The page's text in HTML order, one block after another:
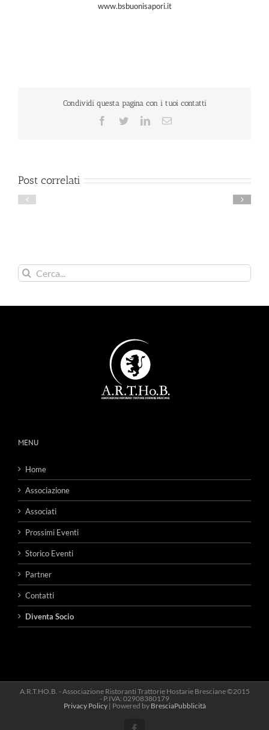
www.bsbuonisapori.it
Condividi questa pagina con i tuoi contatti
Facebook
TwitterLinkedInEmail
Post correlati
Cerca
per:
MENU
Home
Associazione
Associati
Prossimi Eventi
Storico Eventi
Partner
Contatti
Diventa Socio
A.R.T.HO.B. - Associazione Ristoranti Trattorie Hostarie Bresciane ©2015
- P.IVA: 02908380179
Privacy Policy| Powered by BresciaPubblicità